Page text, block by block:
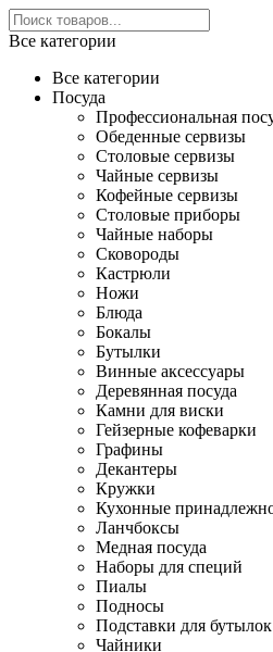
Все категории
Все категории
Посуда
Профессиональная
Обеденные сервизы
Столовые сервизы
Чайные сервизы
Кофейные сервизы
Столовые приборы
Чайные наборы
Сковороды
Кастрюли
Ножи
Блюда
Бокалы
Бутылки
Винные аксессуары
Деревянная посуда
Камни для виски
Гейзерные кофеварки
Графины
Декантеры
Кружки
Кухонные
Ланчбоксы
Медная посуда
Наборы для специй
Пиалы
Подносы
Подставки для бутылок
Чайники